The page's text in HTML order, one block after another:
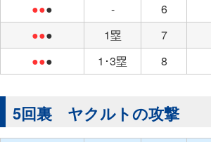
●●● - 6
●●● 1塁 7
●●● 1･3塁 8
5回裏 ヤクルトの攻撃